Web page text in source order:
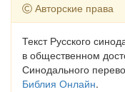
Авторские права
Текст Русского
в общественном
Синодального
Библия Онлайн.